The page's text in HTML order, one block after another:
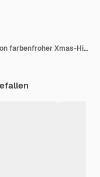
Weihnachts-Winter-Festa-Komposition farbenfroher Xmas-Hintergrund realistische 3D-Dekorationsdesignobjekte